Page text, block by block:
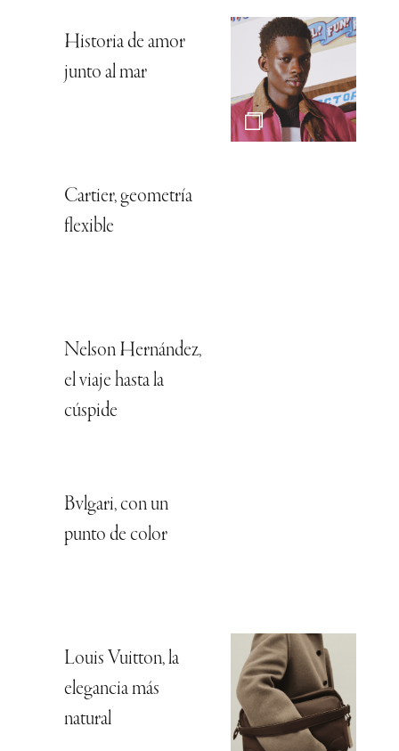
Historia de amor
junto al mar
Cartier, geometría
flexible
Nelson Hernández,
el viaje hasta la
cúspide
Bvlgari, con un
punto de color
Louis Vuitton, la
elegancia más
natural